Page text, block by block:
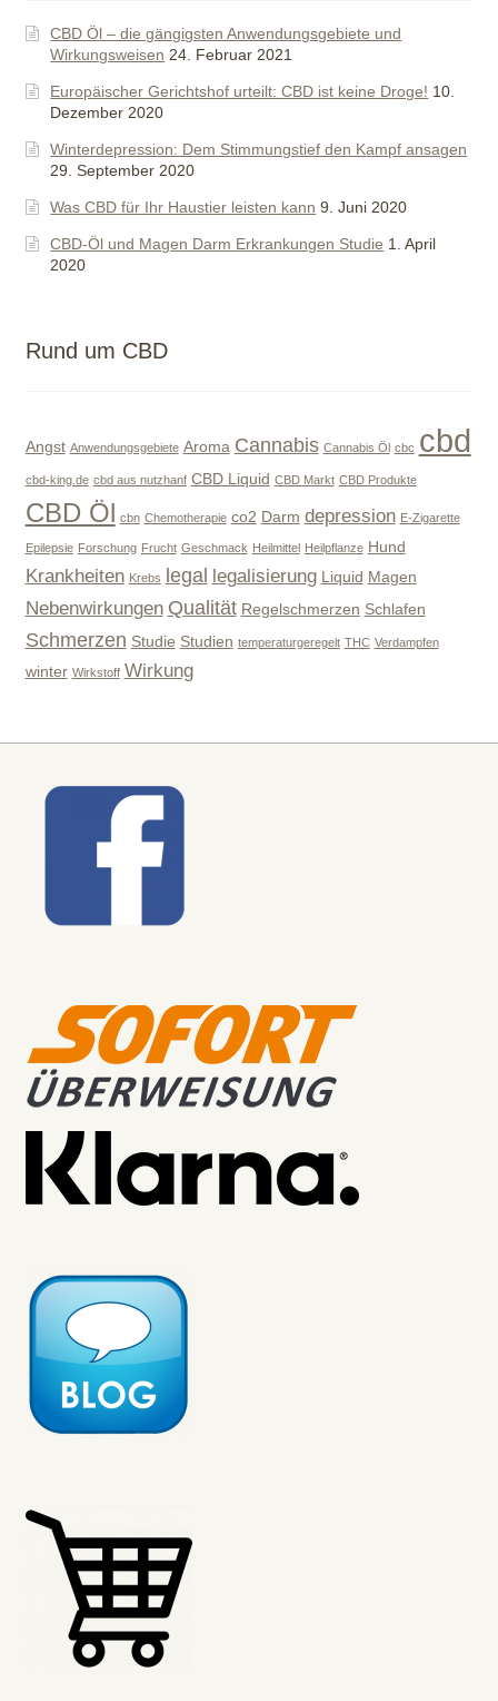
CBD Öl – die gängigsten Anwendungsgebiete und
Wirkungsweisen 24. Februar 2021
Europäischer Gerichtshof urteilt: CBD ist keine Droge! 10.
Dezember 2020
Winterdepression: Dem Stimmungstief den Kampf ansagen
29. September 2020
Was CBD für Ihr Haustier leisten kann 9. Juni 2020
CBD-Öl und Magen Darm Erkrankungen Studie 1. April
2020
Rund um CBD
Angst Anwendungsgebiete Aroma Cannabis Cannabis Öl cbc cbd
cbd-king.de cbd aus nutzhanf CBD Liquid CBD Markt CBD Produkte
CBD Öl cbn Chemotherapie co2 Darm depression E-Zigarette
Epilepsie Forschung Frucht Geschmack Heilmittel Heilpflanze Hund
Krankheiten Krebs legal legalisierung Liquid Magen
Nebenwirkungen Qualität Regelschmerzen Schlafen
Schmerzen Studie Studien temperaturgeregelt THC Verdampfen
winter Wirkstoff Wirkung